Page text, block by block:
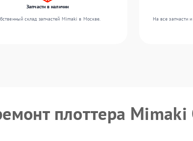
Запчасти в наличии
склад запчастей Mimaki в Москве.
На все запчасти
плоттера